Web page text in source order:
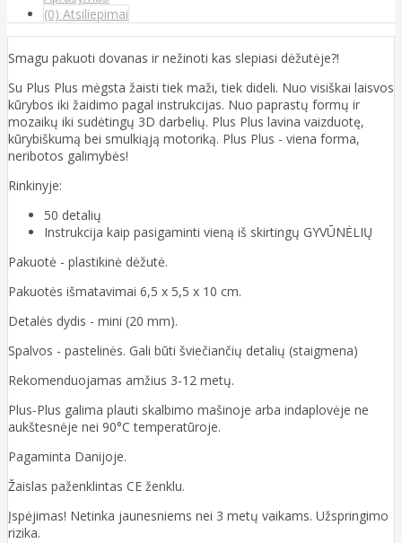
(0) Atsiliepimai
Smagu pakuoti dovanas ir nežinoti kas slepiasi dėžutėje?!
Su Plus Plus mėgsta žaisti tiek maži, tiek dideli. Nuo visiškai laisvos
kūrybos iki žaidimo pagal instrukcijas. Nuo paprastų formų ir
mozaikų iki sudėtingų 3D darbelių. Plus Plus lavina vaizduotę,
kūrybiškumą bei smulkiąją motoriką. Plus Plus - viena forma,
neribotos galimybės!
Rinkinyje:
50 detalių
Instrukcija kaip pasigaminti vieną iš skirtingų GYVŪNĖLIŲ
Pakuotė - plastikinė dėžutė.
Pakuotės išmatavimai 6,5 x 5,5 x 10 cm.
Detalės dydis - mini (20 mm).
Spalvos - pastelinės. Gali būti šviečiančių detalių (staigmena)
Rekomenduojamas amžius 3-12 metų.
Plus-Plus galima plauti skalbimo mašinoje arba indaplovėje ne
aukštesnėje nei 90°C temperatūroje.
Pagaminta Danijoje.
Žaislas paženklintas CE ženklu.
Įspėjimas! Netinka jaunesniems nei 3 metų vaikams. Užspringimo
rizika.